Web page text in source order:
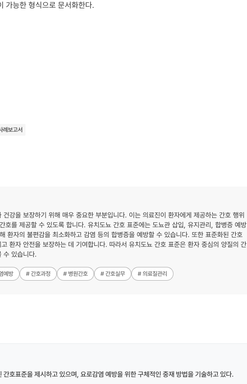
가능한 형식으로 문서화한다.
례보고서
강을 보장하기 위해 매우 중요한 부분입니다. 이는 의료진이 환자에게 제공하는 간호 행위
호를 제공할 수 있도록 합니다. 유치도뇨 간호 표준에는 도뇨관 삽입, 유지관리, 합병증 예방
환자의 불편감을 최소화하고 감염 등의 합병증을 예방할 수 있습니다. 또한 표준화된 간호
환자 안전을 보장하는 데 기여합니다. 따라서 유치도뇨 간호 표준은 환자 중심의 양질의 간
수 있습니다.
예방 # 간호과정 # 병원간호 # 간호실무 # 의료질관리
호표준을 제시하고 있으며, 요로감염 예방을 위한 구체적인 중재 방법을 기술하고 있다.